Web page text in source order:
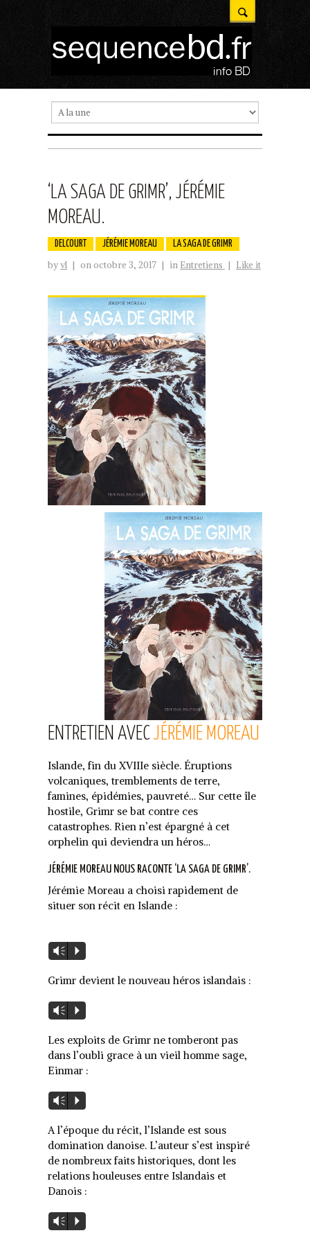
‘LA SAGA DE GRIMR’, JÉRÉMIE
MOREAU.
DELCOURT JÉRÉMIE MOREAU LA SAGA DE GRIMR
byvl | on octobre 3, 2017 | in Entretiens | Like it
ENTRETIEN AVEC JÉRÉMIE MOREAU
Islande, fin du XVIIIe siècle. Éruptions
volcaniques, tremblements de terre,
famines, épidémies, pauvreté… Sur cette île
hostile, Grimr se bat contre ces
catastrophes. Rien n’est épargné à cet
orphelin qui deviendra un héros…
JÉRÉMIE MOREAU NOUS RACONTE ‘LA SAGA DE GRIMR’.
Jérémie Moreau a choisi rapidement de
situer son récit en Islande :
Lecteur
audio
Vm P
Grimr devient le nouveau héros islandais :
Lecteur
audio
Vm P
Les exploits de Grimr ne tomberont pas
dans l’oubli grace à un vieil homme sage,
Einmar :
Lecteur
audio
Vm P
A l’époque du récit, l’Islande est sous
domination danoise. L’auteur s’est inspiré
de nombreux faits historiques, dont les
relations houleuses entre Islandais et
Danois :
Lecteur
audio
Vm P